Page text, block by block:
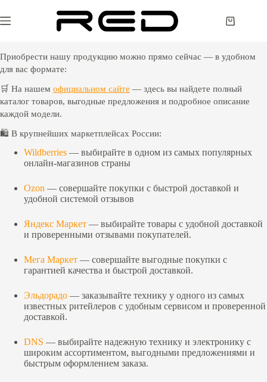
к
сути
Корзина
Приобрести нашу продукцию можно прямо сейчас — в удобном
для вас формате:
🛒 На нашем официальном сайте — здесь вы найдете полный
каталог товаров, выгодные предложения и подробное описание
каждой модели.
🛍️ В крупнейших маркетплейсах России:
Wildberries — выбирайте в одном из самых популярных
онлайн-магазинов страны
Ozon — совершайте покупки с быстрой доставкой и
удобной системой отзывов
Яндекс Маркет — выбирайте товары с удобной доставкой
и проверенными отзывами покупателей.
Мега Маркет — совершайте выгодные покупки с
гарантией качества и быстрой доставкой.
Эльдорадо — заказывайте технику у одного из самых
известных ритейлеров с удобным сервисом и проверенной
доставкой.
DNS — выбирайте надежную технику и электронику с
широким ассортиментом, выгодными предложениями и
быстрым оформлением заказа.